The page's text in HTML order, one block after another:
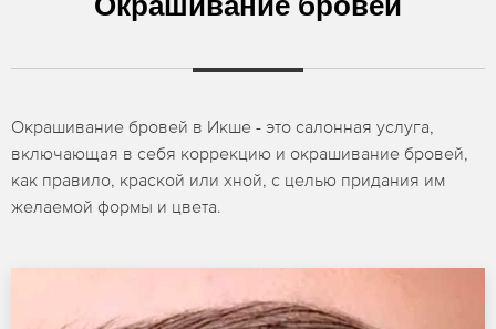
Окрашивание бровей в Икше - это салонная услуга,
включающая в себя коррекцию и окрашивание бровей,
как правило, краской или хной, с целью придания им
желаемой формы и цвета.